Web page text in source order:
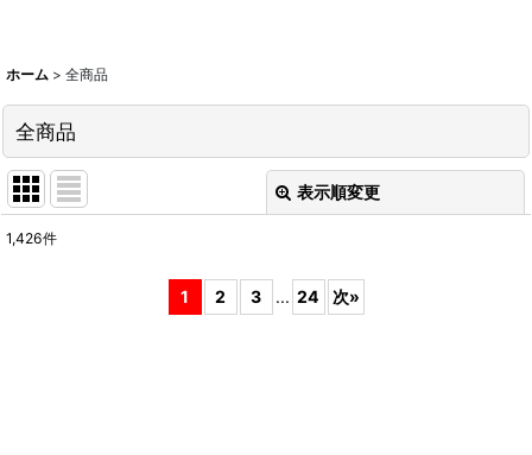
ホーム > 全商品
全商品
表示順変更
1,426件
1 2 3 ... 24 次»